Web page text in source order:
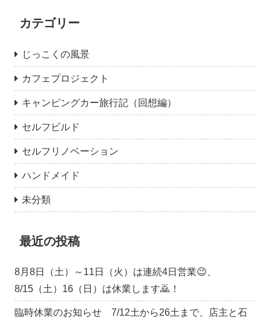
カテゴリー
じっこくの風景
カフェプロジェクト
キャンピングカー旅行記（回想編）
セルフビルド
セルフリノベーション
ハンドメイド
未分類
最近の投稿
8月8日（土）～11日（火）は連続4日営業😉、
8/15（土）16（日）は休業します🙇！
臨時休業のお知らせ 7/12土から26土まで、店主と石